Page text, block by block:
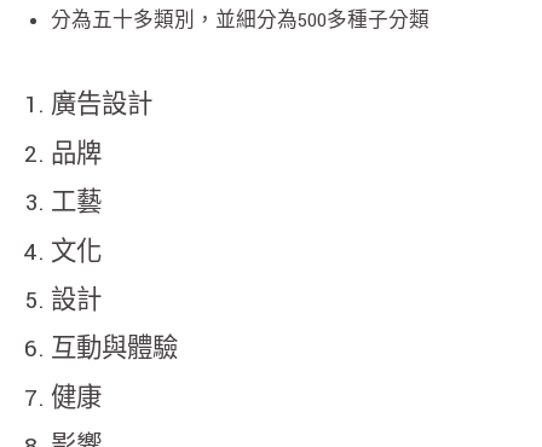
分為五十多類別，並細分為500多種子分類
廣告設計
品牌
工藝
文化
設計
互動與體驗
健康